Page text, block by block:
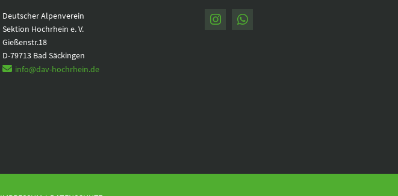
Deutscher Alpenverein
Sektion Hochrhein e. V.
Gießenstr.18
D-79713 Bad Säckingen
info@dav-hochrhein.de